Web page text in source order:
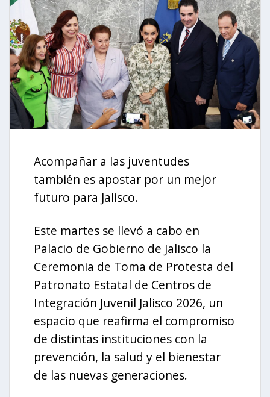
Acompañar a las juventudes
también es apostar por un mejor
futuro para Jalisco.
Este martes se llevó a cabo en
Palacio de Gobierno de Jalisco la
Ceremonia de Toma de Protesta del
Patronato Estatal de Centros de
Integración Juvenil Jalisco 2026, un
espacio que reafirma el compromiso
de distintas instituciones con la
prevención, la salud y el bienestar
de las nuevas generaciones.